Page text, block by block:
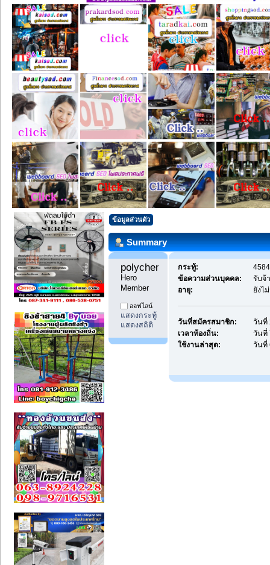
ข้อมูลส่วนตัว
Summary
polychemicals8
Hero
Member
ออฟไลน์
แสดงกระทู้
แสดงสถิติ
กระทู้:
ข้อความส่วนบุคคล:
รับจ้
อายุ:
ยังไ
วันที่สมัครสมาชิก:
วันที่
เวลาท้องถิ่น:
วันที่
ใช้งานล่าสุด:
วันที่